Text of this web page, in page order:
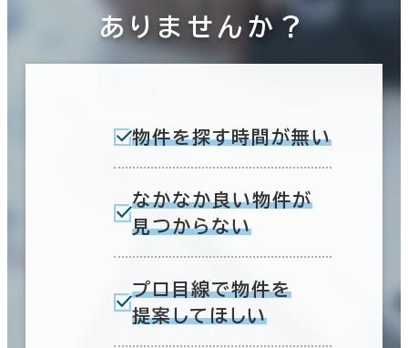
ありませんか？
物件を探す時間が無い
なかなか良い物件が
見つからない
プロ目線で物件を
提案してほしい